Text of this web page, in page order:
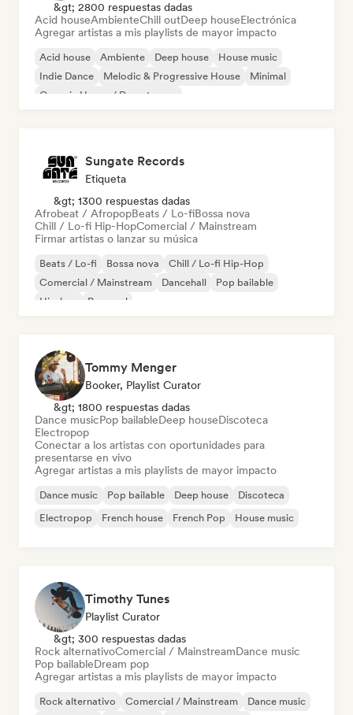
&gt; 2800 respuestas dadas
Acid houseAmbienteChill outDeep houseElectrónica
Agregar artistas a mis playlists de mayor impacto
Acid house Ambiente Deep house
House music
Indie Dance
Melodic & Progressive House
Minimal
Organic House / Downtempo
Sungate Records
Etiqueta
&gt; 1300 respuestas dadas
Afrobeat / AfropopBeats / Lo-fiBossa nova
Chill / Lo-fi Hip-HopComercial / Mainstream
Firmar artistas o lanzar su música
Beats / Lo-fi Bossa nova
Chill / Lo-fi Hip-Hop
Comercial / Mainstream
Dancehall
Pop bailable
Hip-hop
Pop soul
Tommy Menger
Booker, Playlist Curator
&gt; 1800 respuestas dadas
Dance musicPop bailableDeep houseDiscoteca
Electropop
Conectar a los artistas con oportunidades para
presentarse en vivo
Agregar artistas a mis playlists de mayor impacto
Dance music Pop bailable Deep house
Discoteca
Electropop
French house French Pop House music
Timothy Tunes
Playlist Curator
&gt; 300 respuestas dadas
Rock alternativoComercial / MainstreamDance music
Pop bailableDream pop
Agregar artistas a mis playlists de mayor impacto
Rock alternativo Comercial / Mainstream
Dance music